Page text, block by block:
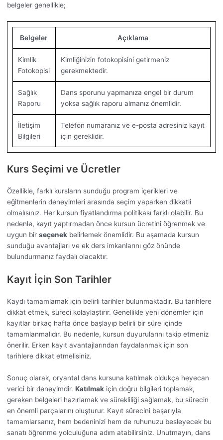
belgeler genellikle;
Belgeler Açıklama
Kimlik
Fotokopisi
Kimliğinizin fotokopisini getirmeniz
gerekmektedir.
Sağlık
Raporu
Dans sporunu yapmanıza engel bir durum
yoksa sağlık raporu almanız önemlidir.
İletişim
Bilgileri
Telefon numaranız ve e-posta adresiniz kayıt
için gereklidir.
Kurs Seçimi ve Ücretler
Özellikle, farklı kursların sunduğu program içerikleri ve
eğitmenlerin deneyimleri arasında seçim yaparken dikkatli
olmalısınız. Her kursun fiyatlandırma politikası farklı olabilir. Bu
nedenle, kayıt yaptırmadan önce kursun ücretini öğrenmek ve
uygun bir seçenekbelirlemek önemlidir. Bu aşamada kursun
sunduğu avantajları ve ek ders imkanlarını göz önünde
bulundurmanız faydalı olacaktır.
Kayıt İçin Son Tarihler
Kaydı tamamlamak için belirli tarihler bulunmaktadır. Bu tarihlere
dikkat etmek, süreci kolaylaştırır. Genellikle yeni dönemler için
kayıtlar birkaç hafta önce başlayıp belirli bir süre içinde
tamamlanmalıdır. Bu nedenle, kursun duyurularını takip etmeniz
önerilir. Erken kayıt avantajlarından faydalanmak için son
tarihlere dikkat etmelisiniz.
Sonuç olarak, oryantal dans kursuna katılmak oldukça heyecan
verici bir deneyimdir. Katılmakiçin doğru bilgileri toplamak,
gereken belgeleri hazırlamak ve sürekliliği sağlamak, bu sürecin
en önemli parçalarını oluşturur. Kayıt sürecini başarıyla
tamamlarsanız, hem bedeninizi hem de ruhunuzu besleyecek bu
sanatı öğrenme yolculuğuna adım atabilirsiniz. Unutmayın, dans